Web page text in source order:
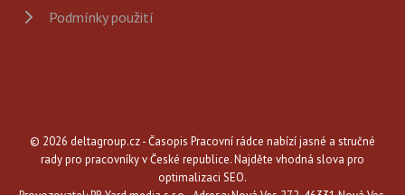
Podmínky použití
© 2026 deltagroup.cz - Časopis Pracovní rádce nabízí jasné a stručné
rady pro pracovníky v České republice. Najděte vhodná slova pro
optimalizaci SEO.